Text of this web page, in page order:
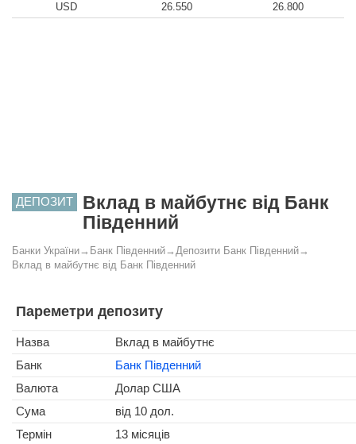
USD
26.550 26.800
ДЕПОЗИТ
Вклад в майбутнє від Банк
Південний
Банки України→ Банк Південний→ Депозити Банк Південний→
Вклад в майбутнє від Банк Південний
Пареметри депозиту
Назва
Вклад в майбутнє
Банк
Банк Південний
Валюта
Долар США
Сума
від 10 дол.
Термін
13 місяців